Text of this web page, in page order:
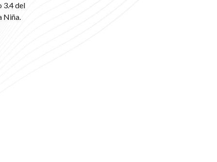
3.4 del
Niña.